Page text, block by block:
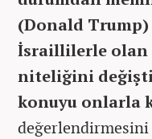
(Donald Trump)
İsraillilerle
niteliğini
konuyu onlarla
değerlendirmesini